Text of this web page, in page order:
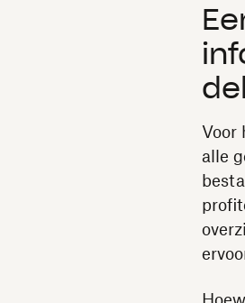
Voor
alle